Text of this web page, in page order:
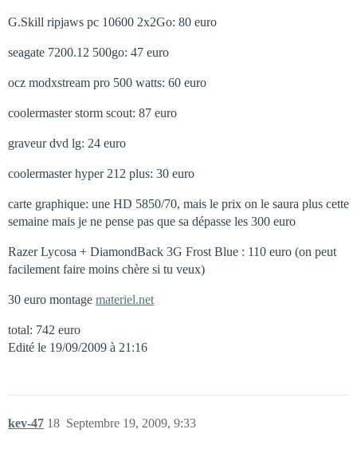
G.Skill ripjaws pc 10600 2x2Go: 80 euro
seagate 7200.12 500go: 47 euro
ocz modxstream pro 500 watts: 60 euro
coolermaster storm scout: 87 euro
graveur dvd lg: 24 euro
coolermaster hyper 212 plus: 30 euro
carte graphique: une HD 5850/70, mais le prix on le saura plus cette
semaine mais je ne pense pas que sa dépasse les 300 euro
Razer Lycosa + DiamondBack 3G Frost Blue : 110 euro (on peut
facilement faire moins chère si tu veux)
30 euro montage materiel.net
total: 742 euro
Edité le 19/09/2009 à 21:16
kev-47 Septembre 19, 2009, 9:33
18